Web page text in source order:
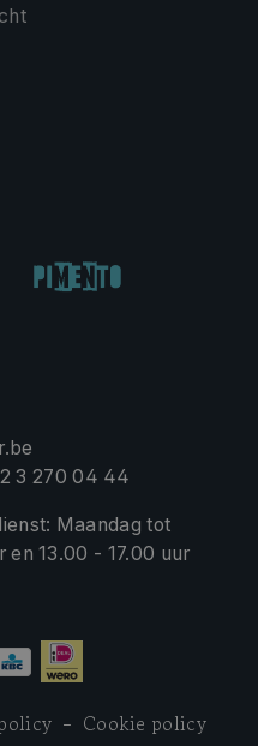
3 270 04 44
Maandag tot
en 13.00 - 17.00 uur
Cookie policy